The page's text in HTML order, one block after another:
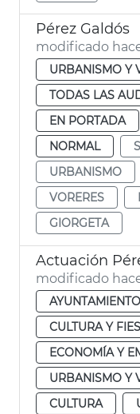
Pérez Galdós
modificado
URBANISMO Y
TODAS LAS
EN PORTADA
NORMAL
URBANISMO
VORERES
GIORGETA
Actuación
modificado
AYUNTAMIENTO
CULTURA Y
ECONOMÍA Y
URBANISMO Y
CULTURA